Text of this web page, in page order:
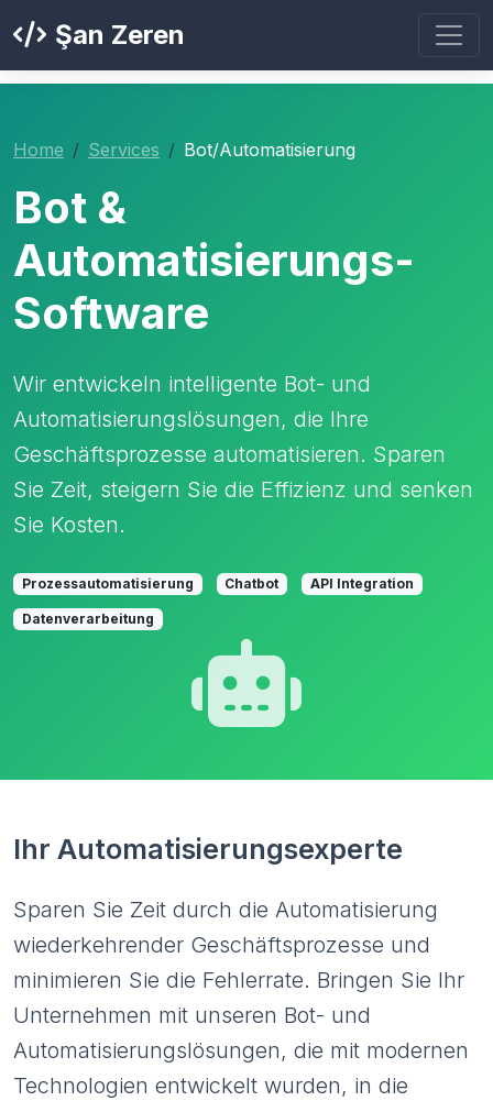
Şan Zeren
Home Services Bot/Automatisierung
Bot &
Automatisierungs-
Software
Wir entwickeln intelligente Bot- und
Automatisierungslösungen, die Ihre
Geschäftsprozesse automatisieren. Sparen
Sie Zeit, steigern Sie die Effizienz und senken
Sie Kosten.
Prozessautomatisierung Chatbot API Integration
Datenverarbeitung
Ihr Automatisierungsexperte
Sparen Sie Zeit durch die Automatisierung
wiederkehrender Geschäftsprozesse und
minimieren Sie die Fehlerrate. Bringen Sie Ihr
Unternehmen mit unseren Bot- und
Automatisierungslösungen, die mit modernen
Technologien entwickelt wurden, in die